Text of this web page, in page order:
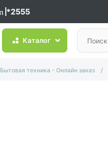
*2555
Каталог
Бытовая техника - Онлайн заказ /